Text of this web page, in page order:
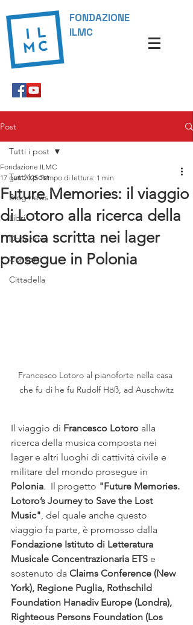
FONDAZIONE
ILMC
Post
Tutti i post
Blog news
Libri
Donazione
Concerti
Cittadella
Tutti i post
Future Memories: il viaggio
di Lotoro alla ricerca della
musica scritta nei lager
prosegue in Polonia
Fondazione ILMC
17 gen 2025 Tempo di lettura: 1 min
Francesco Lotoro al pianoforte nella casa
che fu di he fu Rudolf Höß, ad Auschwitz
Il viaggio di Francesco Lotoro alla
ricerca della musica composta nei
lager e altri luoghi di cattività civile e
militare del mondo prosegue in
Polonia.  Il progetto "Future Memories.
Lotoro’s Journey to Save the Lost
Music", del quale anche questo
viaggio fa parte, è promosso dalla
Fondazione Istituto di Letteratura
Musicale Concentrazionaria ETS e
sostenuto da Claims Conference (New
York), Regione Puglia, Rothschild
Foundation Hanadiv Europe (Londra),
Righteous Persons Foundation (Los